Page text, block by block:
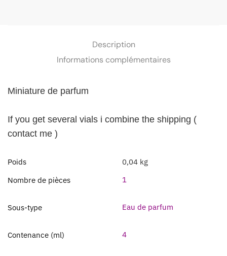
Description
Informations complémentaires
Miniature de parfum
If you get several vials i combine the shipping (
contact me )
Poids
0,04 kg
Nombre de pièces
1
Sous-type Eau de parfum
Contenance (ml) 4